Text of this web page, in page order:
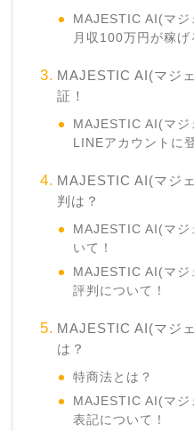
MAJESTIC AI(マジ
月収100万円が稼げ
MAJESTIC AI(マジ
証！
MAJESTIC AI(マ
LINEアカウントに
MAJESTIC AI(マジ
判は？
MAJESTIC AI(マジ
いて！
MAJESTIC AI(マ
評判について！
MAJESTIC AI(マジ
は？
特商法とは？
MAJESTIC AI(マ
表記について！